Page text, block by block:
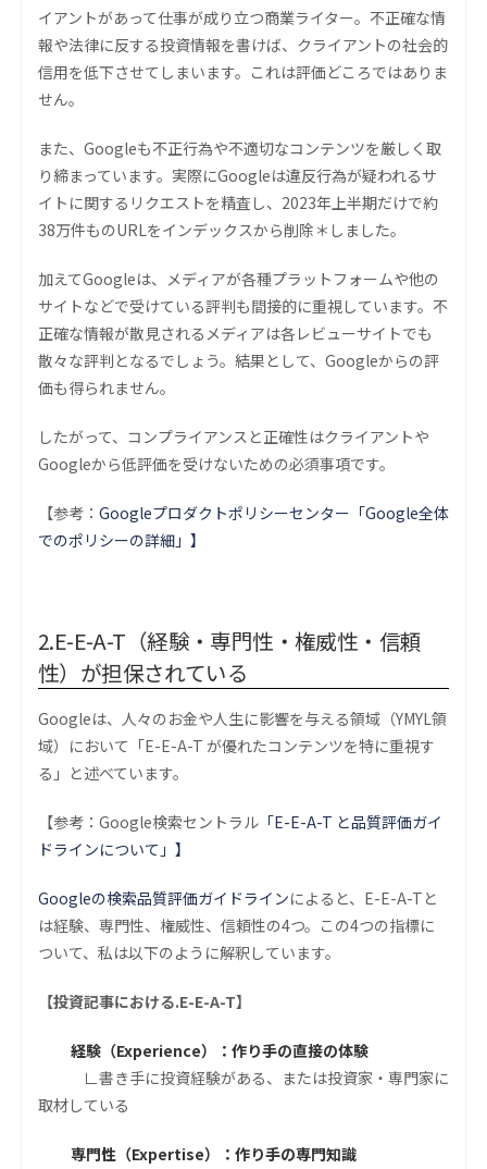
イアントがあって仕事が成り立つ商業ライター。不正確な情
報や法律に反する投資情報を書けば、クライアントの社会的
信用を低下させてしまいます。これは評価どころではありま
せん。
また、Googleも不正行為や不適切なコンテンツを厳しく取
り締まっています。実際にGoogleは違反行為が疑われるサ
イトに関するリクエストを精査し、2023年上半期だけで約
38万件ものURLをインデックスから削除＊しました。
加えてGoogleは、メディアが各種プラットフォームや他の
サイトなどで受けている評判も間接的に重視しています。不
正確な情報が散見されるメディアは各レビューサイトでも
散々な評判となるでしょう。結果として、Googleからの評
価も得られません。
したがって、コンプライアンスと正確性はクライアントや
Googleから低評価を受けないための必須事項です。
【参考： Googleプロダクトポリシーセンター「Google全体
でのポリシーの詳細」】
2.E-E-A-T（経験・専門性・権威性・信頼
性）が担保されている
Googleは、人々のお金や人生に影響を与える領域（YMYL領
域）において「E-E-A-T が優れたコンテンツを特に重視す
る」と述べています。
【参考：Google検索セントラル 「E-E-A-T と品質評価ガイ
ドラインについて」】
Googleの検索品質評価ガイドラインによると、E-E-A-Tと
は経験、専門性、権威性、信頼性の4つ。この4つの指標に
ついて、私は以下のように解釈しています。
【投資記事における.E-E-A-T】
経験（Experience）：作り手の直接の体験
∟書き手に投資経験がある、または投資家・専門家に
取材している
専門性（Expertise）：作り手の専門知識